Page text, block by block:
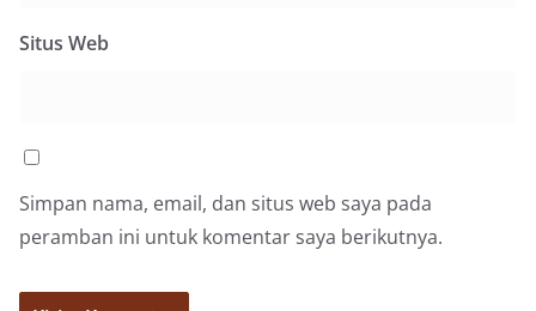
Situs Web
Simpan nama, email, dan situs web saya pada
peramban ini untuk komentar saya berikutnya.